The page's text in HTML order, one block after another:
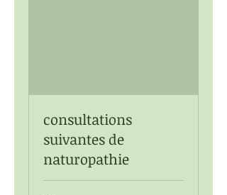
consultations
suivantes de
naturopathie